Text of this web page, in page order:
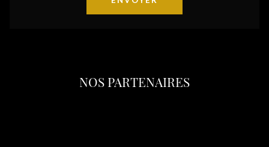
NOS PARTENAIRES